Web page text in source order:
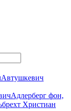
Автушкевич
Адлерберг фон,
Христиан